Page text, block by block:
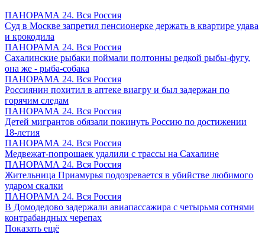
ПАНОРАМА 24. Вся Россия
Суд в Москве запретил пенсионерке держать в квартире удава
и крокодила
ПАНОРАМА 24. Вся Россия
Сахалинские рыбаки поймали полтонны редкой рыбы-фугу,
она же - рыба-собака
ПАНОРАМА 24. Вся Россия
Россиянин похитил в аптеке виагру и был задержан по
горячим следам
ПАНОРАМА 24. Вся Россия
Детей мигрантов обязали покинуть Россию по достижении
18-летия
ПАНОРАМА 24. Вся Россия
Медвежат-попрошаек удалили с трассы на Сахалине
ПАНОРАМА 24. Вся Россия
Жительница Приамурья подозревается в убийстве любимого
ударом скалки
ПАНОРАМА 24. Вся Россия
В Домодедово задержали авиапассажира с четырьмя сотнями
контрабандных черепах
Показать ещё